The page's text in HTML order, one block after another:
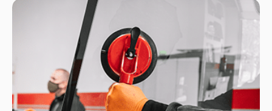
Sicherheit Ihrer Fahrzeugscheibe zu
gewährleisten. Vermeiden Sie größere Risse und
Schäden durch unser spezialisiertes Verfahren,
das die Integrität Ihrer Scheibe effektiv
wiederherstellt.